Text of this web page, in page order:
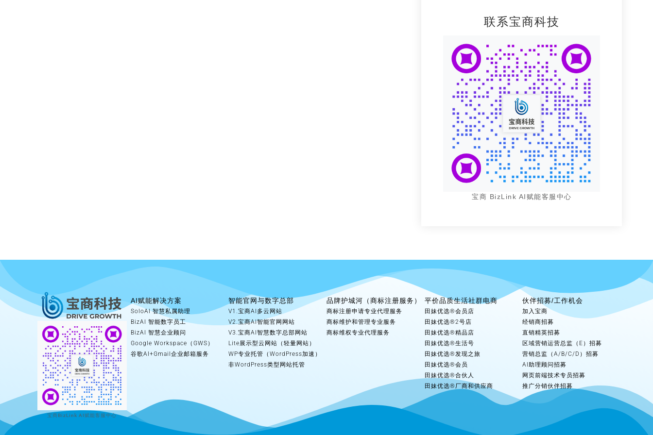
联系宝商科技
宝商 BizLink AI赋能客服中心
宝商BizLink AI赋能客服中心
AI赋能解决方案
SoloAI 智慧私属助理
BizAI 智能数字员工
BizAI 智慧企业顾问
Google Workspace（GWS）
谷歌AI+Gmail企业邮箱服务
智能官网与数字总部
V1.宝商AI多云网站
V2.宝商AI智能官网网站
V3.宝商AI智慧数字总部网站
Lite展示型云网站（轻量网站）
WP专业托管（WordPress加速）
非WordPress类型网站托管
品牌护城河（商标注册服务）
商标注册申请专业代理服务
商标维护和管理专业服务
商标维权专业代理服务
平价品质生活社群电商
田妹优选®会员店
田妹优选®2号店
田妹优选®精品店
田妹优选®生活号
田妹优选®发现之旅
田妹优选®会员
田妹优选®合伙人
田妹优选®厂商和供应商
伙伴招募/工作机会
加入宝商
经销商招募
直销精英招募
区域营销运营总监（E）招募
营销总监（A/B/C/D）招募
AI助理顾问招募
网页前端技术专员招募
推广分销伙伴招募